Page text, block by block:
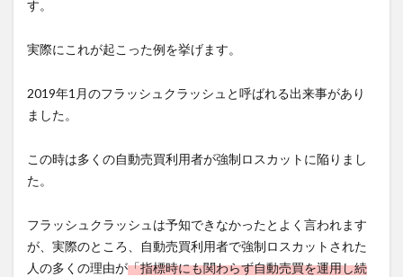
す。
実際にこれが起こった例を挙げます。
2019年1月のフラッシュクラッシュと呼ばれる出来事があり
ました。
この時は多くの自動売買利用者が強制ロスカットに陥りまし
た。
フラッシュクラッシュは予知できなかったとよく言われます
が、実際のところ、自動売買利用者で強制ロスカットされた
人の多くの理由が「指標時にも関わらず自動売買を運用し続